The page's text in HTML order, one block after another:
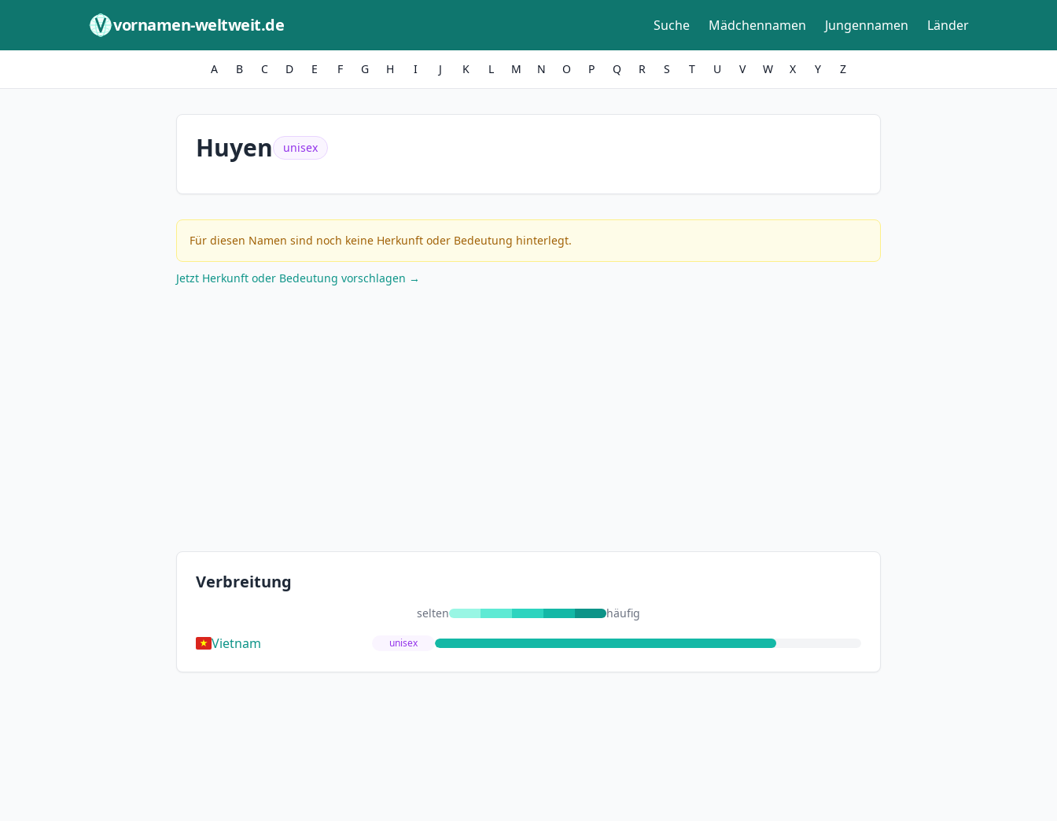
vornamen-weltweit.de Suche Mädchennamen Jungennamen Länder
A B C D E F G H I J K L M N O P Q R S T U V W X Y Z
Huyen unisex
Für diesen Namen sind noch keine Herkunft oder Bedeutung hinterlegt.
Jetzt Herkunft oder Bedeutung vorschlagen →
Verbreitung
selten häufig
Vietnam unisex